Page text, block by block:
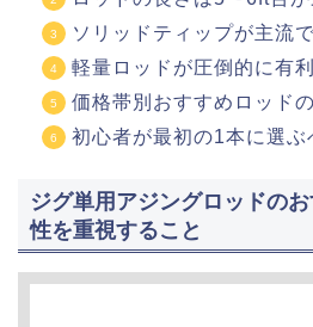
ソリッドティップが主流
軽量ロッドが圧倒的に有
価格帯別おすすめロッド
初心者が最初の1本に選ぶ
ジグ単用アジングロッドの
性を重視すること